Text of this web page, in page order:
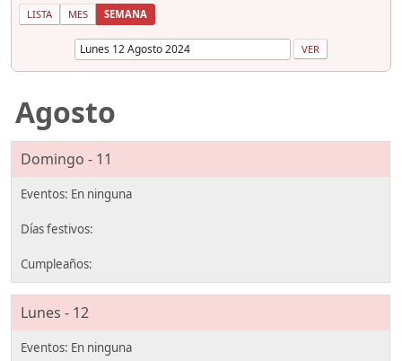
LISTA MES SEMANA
Agosto
Domingo - 11
Lunes - 12